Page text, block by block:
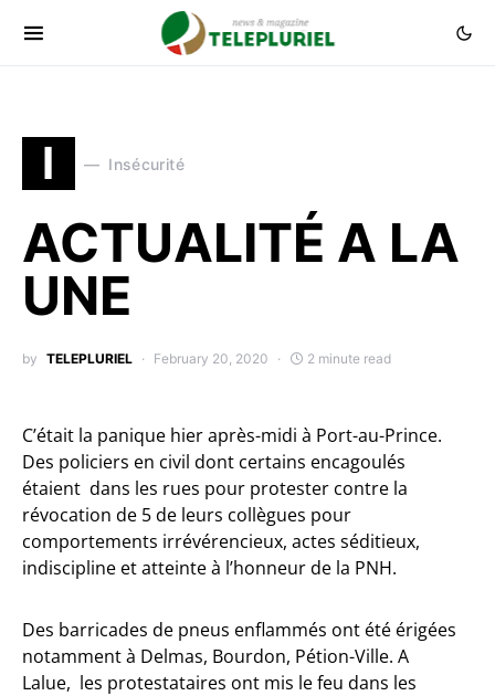
I Insécurité
ACTUALITÉ A LA
UNE
by TELEPLURIEL February 20, 2020 2 minute read
C’était la panique hier après-midi à Port-au-Prince.
Des policiers en civil dont certains encagoulés
étaient dans les rues pour protester contre la
révocation de 5 de leurs collègues pour
comportements irrévérencieux, actes séditieux,
indiscipline et atteinte à l’honneur de la PNH.
Des barricades de pneus enflammés ont été érigées
notamment à Delmas, Bourdon, Pétion-Ville. A
Lalue, les protestataires ont mis le feu dans les